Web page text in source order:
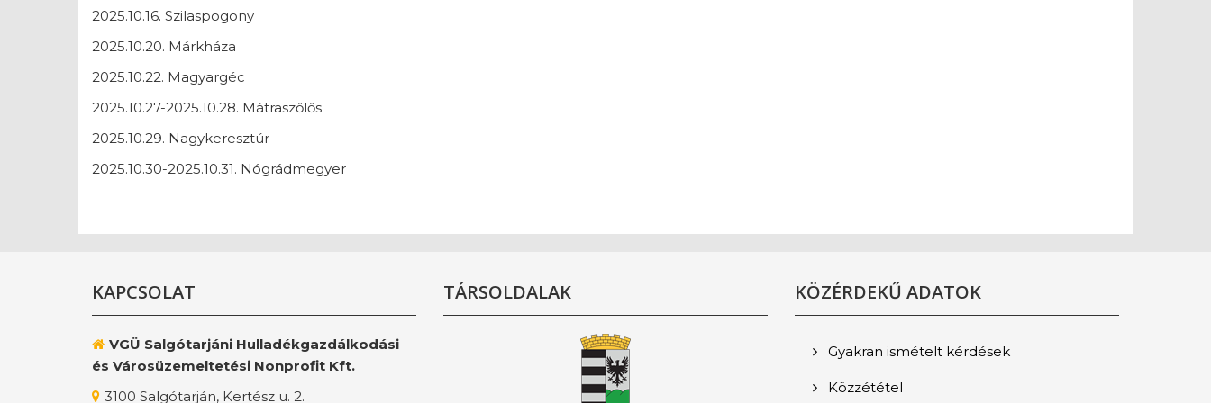
2025.10.16. Szilaspogony
2025.10.20. Márkháza
2025.10.22. Magyargéc
2025.10.27-2025.10.28. Mátraszőlős
2025.10.29. Nagykeresztúr
2025.10.30-2025.10.31. Nógrádmegyer
KAPCSOLAT
VGÜ Salgótarjáni Hulladékgazdálkodási
és Városüzemeltetési Nonprofit Kft.
3100 Salgótarján, Kertész u. 2.
TÁRSOLDALAK KÖZÉRDEKŰ ADATOK
Gyakran ismételt kérdések
Közzététel